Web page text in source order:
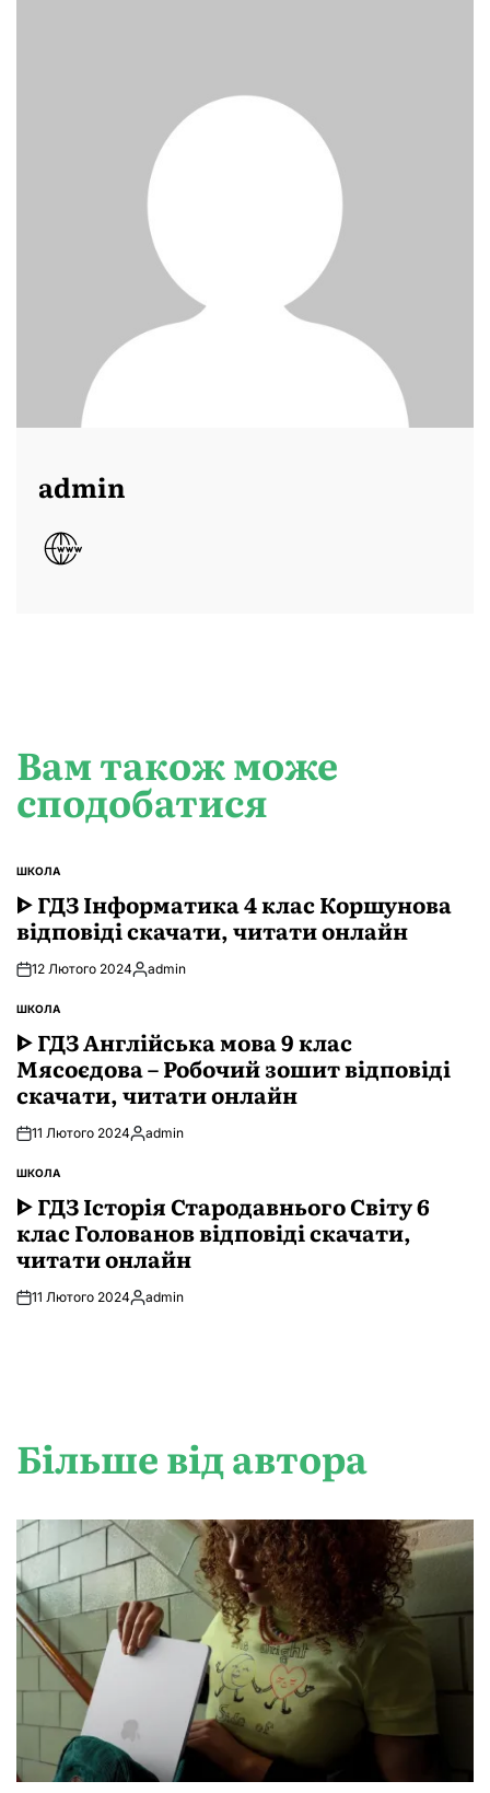
admin
Вам також може
сподобатися
ОПУБЛІКУВАТИ
У
ШКОЛА
ᐈ ГДЗ Інформатика 4 клас Коршунова
відповіді скачати, читати онлайн
12 Лютого 2024Опубліковано
admin
ОПУБЛІКУВАТИ
У
ШКОЛА
ᐈ ГДЗ Англійська мова 9 клас
Мясоєдова – Робочий зошит відповіді
скачати, читати онлайн
11 Лютого 2024Опубліковано
admin
ОПУБЛІКУВАТИ
У
ШКОЛА
ᐈ ГДЗ Історія Стародавнього Свiту 6
клас Голованов відповіді скачати,
читати онлайн
11 Лютого 2024Опубліковано
admin
Більше від автора